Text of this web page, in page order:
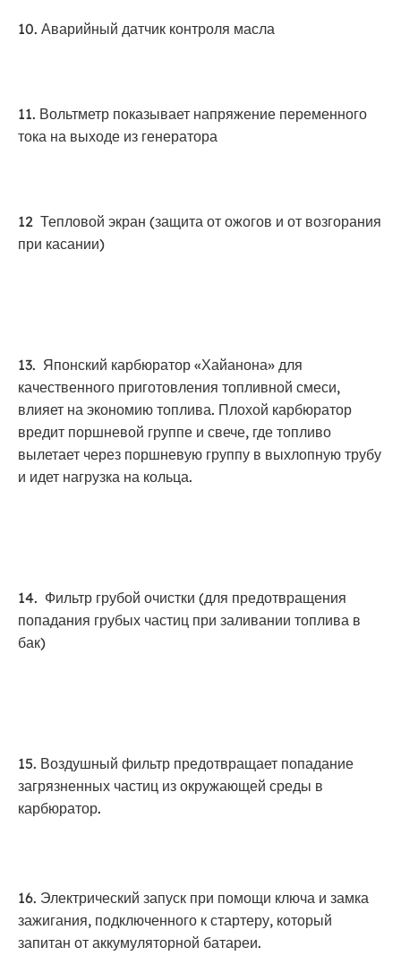
10. Аварийный датчик контроля масла
11. Вольтметр показывает напряжение переменного
тока на выходе из генератора
12 Тепловой экран (защита от ожогов и от возгорания
при касании)
13. Японский карбюратор «Хайанона» для
качественного приготовления топливной смеси,
влияет на экономию топлива. Плохой карбюратор
вредит поршневой группе и свече, где топливо
вылетает через поршневую группу в выхлопную трубу
и идет нагрузка на кольца.
14. Фильтр грубой очистки (для предотвращения
попадания грубых частиц при заливании топлива в
бак)
15. Воздушный фильтр предотвращает попадание
загрязненных частиц из окружающей среды в
карбюратор.
16. Электрический запуск при помощи ключа и замка
зажигания, подключенного к стартеру, который
запитан от аккумуляторной батареи.